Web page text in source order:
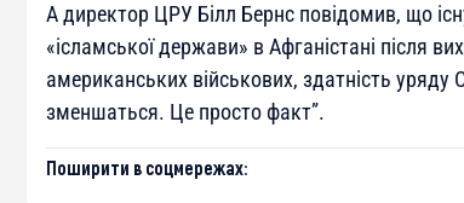
А директор ЦРУ Білл Бернс повідомив, що
«ісламської держави» в Афганістані після
американських військових, здатність
зменшаться. Це просто факт”.
Поширити в соцмережах: